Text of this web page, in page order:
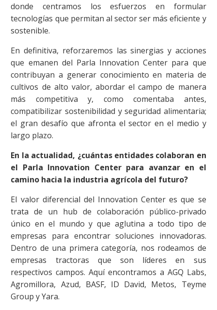
donde centramos los esfuerzos en formular
tecnologías que permitan al sector ser más eficiente y
sostenible.
En definitiva, reforzaremos las sinergias y acciones
que emanen del Parla Innovation Center para que
contribuyan a generar conocimiento en materia de
cultivos de alto valor, abordar el campo de manera
más competitiva y, como comentaba antes,
compatibilizar sostenibilidad y seguridad alimentaria;
el gran desafío que afronta el sector en el medio y
largo plazo.
En la actualidad, ¿cuántas entidades colaboran en
el Parla Innovation Center para avanzar en el
camino hacia la industria agrícola del futuro?
El valor diferencial del Innovation Center es que se
trata de un hub de colaboración público-privado
único en el mundo y que aglutina a todo tipo de
empresas para encontrar soluciones innovadoras.
Dentro de una primera categoría, nos rodeamos de
empresas tractoras que son líderes en sus
respectivos campos. Aquí encontramos a AGQ Labs,
Agromillora, Azud, BASF, ID David, Metos, Teyme
Group y Yara.